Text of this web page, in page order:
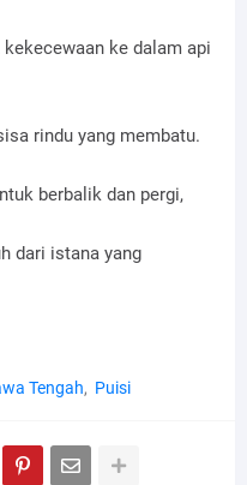
ke dalam api
rindu yang membatu.
berbalik dan pergi,
dari istana yang
Tengah
Puisi